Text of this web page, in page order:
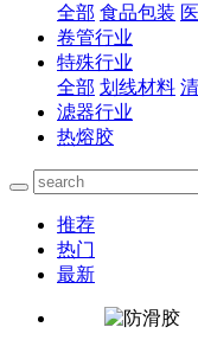
全部 食品包装
卷管行业
特殊行业
全部 划线材料
滤器行业
热熔胶
推荐
热门
最新